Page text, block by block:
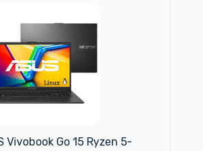
Vivobook Go 15 Ryzen 5-